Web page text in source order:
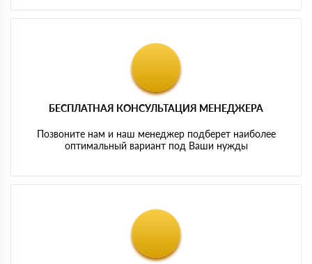
БЕСПЛАТНАЯ КОНСУЛЬТАЦИЯ МЕНЕДЖЕРА
Позвоните нам и наш менеджер подберет наиболее
оптимальный вариант под Ваши нужды